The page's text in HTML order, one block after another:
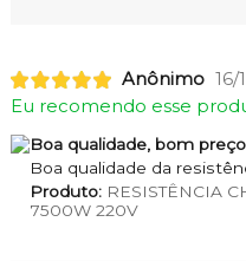
Anônimo 16/
Eu recomendo esse
Boa qualidade, bom
Boa qualidade da
Produto:RESISTÊNCIA
7500W 220V